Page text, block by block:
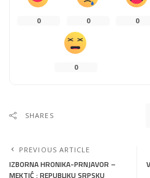
0 0 0
0
SHARES
PREVIOUS ARTICLE
IZBORNA HRONIKA-PRNJAVOR –
MEKTIĆ : REPUBLIKU SRPSKU